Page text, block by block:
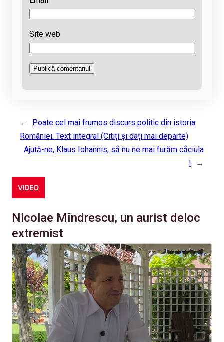
Site web
←
Poate cel mai frumos discurs politic din istoria
României. Text integral (Citiți și dați mai departe)
Ajută-ne, Klaus Iohannis, să nu ne mai furăm căciula
!
→
VIDEO
Nicolae Mîndrescu, un aurist deloc
extremist